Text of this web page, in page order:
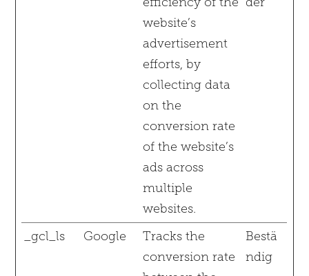
website’s
advertisement
efforts, by
collecting data
on the
conversion rate
of the website’s
ads across
multiple
websites.
_gcl_ls Google
Tracks the
conversion rate
Bestä
ndig